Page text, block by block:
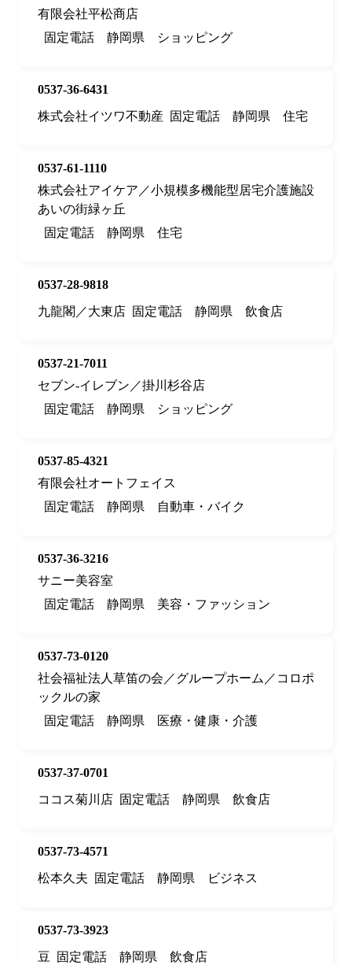
有限会社平松商店
固定電話
静岡県 ショッピング
0537-36-6431
株式会社イツワ不動産 固定電話 静岡県 住宅
0537-61-1110
株式会社アイケア／小規模多機能型居宅介護施設
あいの街緑ヶ丘
固定電話
静岡県 住宅
0537-28-9818
九龍閣／大東店 固定電話 静岡県 飲食店
0537-21-7011
セブン‐イレブン／掛川杉谷店
固定電話
静岡県 ショッピング
0537-85-4321
有限会社オートフェイス
固定電話
静岡県 自動車・バイク
0537-36-3216
サニー美容室
固定電話
静岡県 美容・ファッション
0537-73-0120
社会福祉法人草笛の会／グループホーム／コロポ
ックルの家
固定電話
静岡県 医療・健康・介護
0537-37-0701
ココス菊川店 固定電話 静岡県 飲食店
0537-73-4571
松本久夫
固定電話 静岡県 ビジネス
0537-73-3923
豆
固定電話 静岡県 飲食店